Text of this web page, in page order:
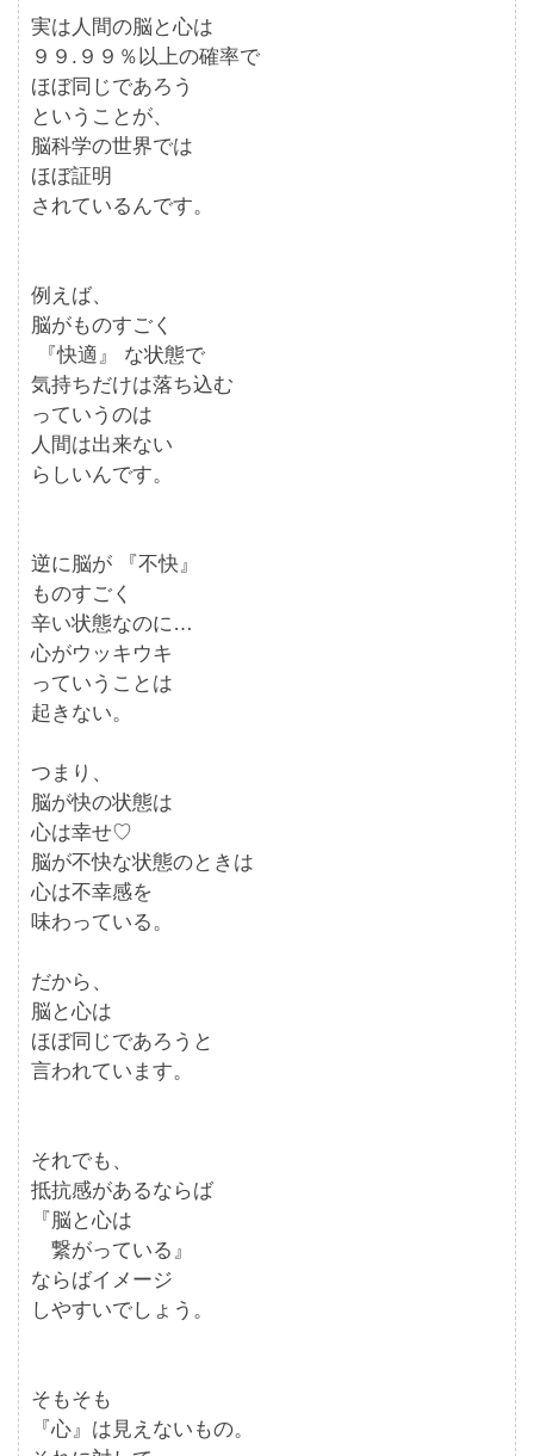
実は人間の脳と心は
９９.９９％以上の確率で
ほぼ同じであろう
ということが、
脳科学の世界では
ほぼ証明
されているんです。
例えば、
脳がものすごく
『快適』 な状態で
気持ちだけは落ち込む
っていうのは
人間は出来ない
らしいんです。
逆に脳が 『不快』
ものすごく
辛い状態なのに…
心がウッキウキ
っていうことは
起きない。
つまり、
脳が快の状態は
心は幸せ♡
脳が不快な状態のときは
心は不幸感を
味わっている。
だから、
脳と心は
ほぼ同じであろうと
言われています。
それでも、
抵抗感があるならば
『脳と心は
繋がっている』
ならばイメージ
しやすいでしょう。
そもそも
『心』は見えないもの。